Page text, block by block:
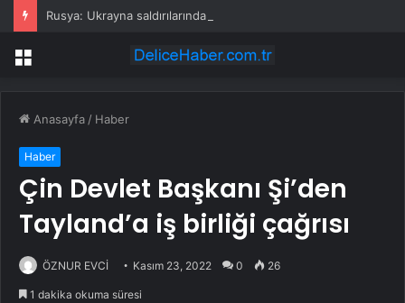
Rusya: Ukrayna saldırılarında 86 sivil öldü
Menü
Anasayfa / Haber
Haber
Çin Devlet Başkanı Şi’den
Tayland’a iş birliği çağrısı
ÖZNUR EVCİ Kasım 23, 2022 0 26
1 dakika okuma süresi